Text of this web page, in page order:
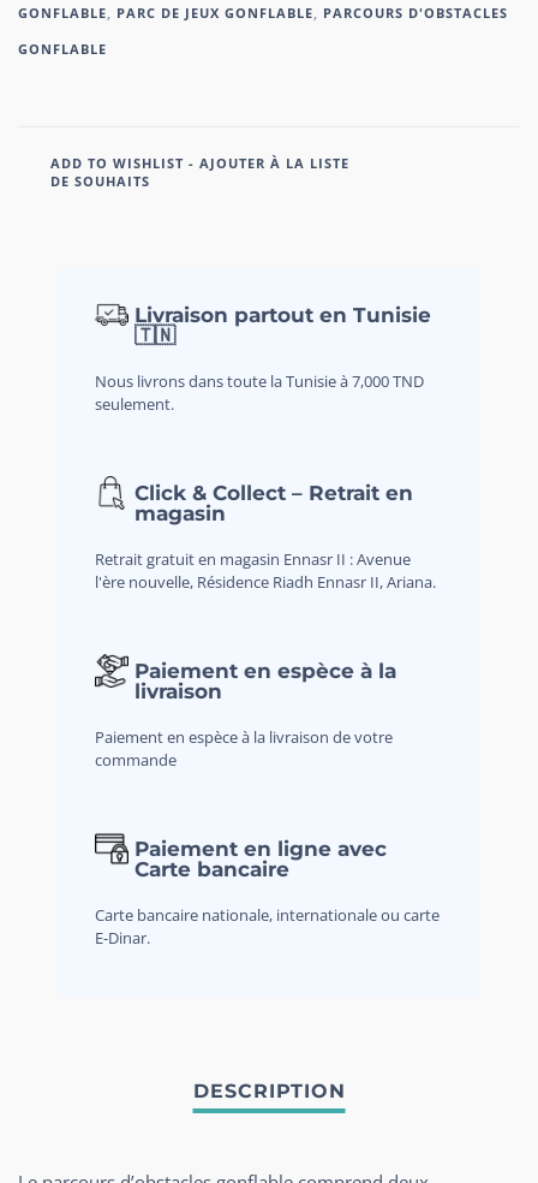
GONFLABLE
PARC DE JEUX GONFLABLE
PARCOURS D'OBSTACLES
GONFLABLE
ADD TO WISHLIST - AJOUTER À LA LISTE
DE SOUHAITS
Livraison partout en Tunisie
🇹🇳
Nous livrons dans toute la Tunisie à 7,000 TND
seulement.
Click & Collect – Retrait en
magasin
Retrait gratuit en magasin Ennasr II : Avenue
l'ère nouvelle, Résidence Riadh Ennasr II, Ariana.
Paiement en espèce à la
livraison
Paiement en espèce à la livraison de votre
commande
Paiement en ligne avec
Carte bancaire
Carte bancaire nationale, internationale ou carte
E-Dinar.